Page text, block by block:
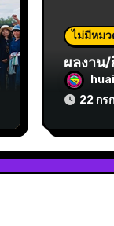
ไม่มีหม
ผลงาน
22 กร